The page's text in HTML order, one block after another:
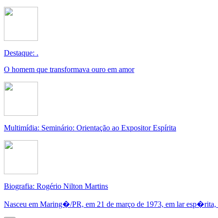
Destaque: .
O homem que transformava ouro em amor
Multimídia: Seminário: Orientação ao Expositor Espírita
Biografia: Rogério Nilton Martins
Nasceu em Maring�/PR, em 21 de março de 1973, em lar esp�rita,